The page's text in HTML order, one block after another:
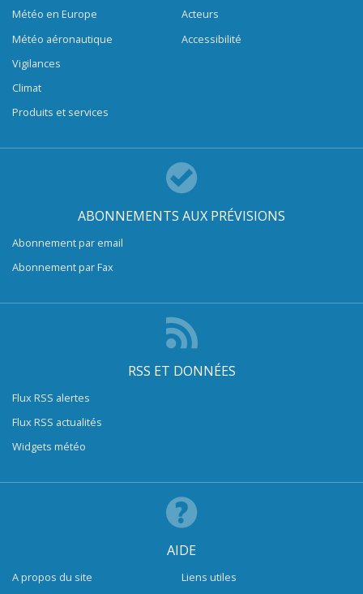
Météo en Europe
Météo aéronautique
Vigilances
Climat
Produits et services
Acteurs
Accessibilité
ABONNEMENTS AUX PRÉVISIONS
Abonnement par email
Abonnement par Fax
RSS ET DONNÉES
Flux RSS alertes
Flux RSS actualités
Widgets météo
AIDE
A propos du site
Liens utiles